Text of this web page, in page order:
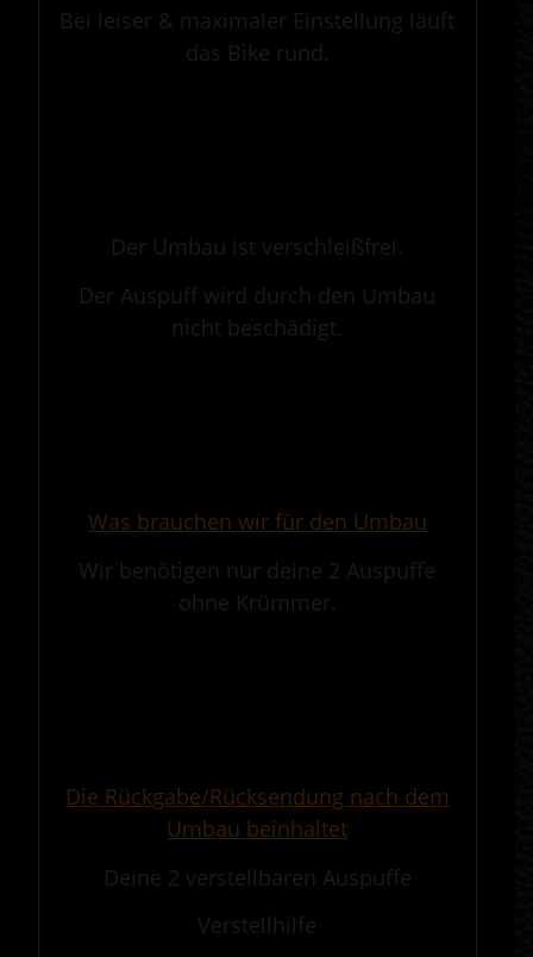
Bei leiser & maximaler Einstellung läuft
das Bike rund.
Der Umbau ist verschleißfrei.
Der Auspuff wird durch den Umbau
nicht beschädigt.
Was brauchen wir für den Umbau
Wir benötigen nur deine 2 Auspuffe
ohne Krümmer.
Die Rückgabe/Rücksendung nach dem
Umbau beinhaltet
Deine 2 verstellbaren Auspuffe
Verstellhilfe